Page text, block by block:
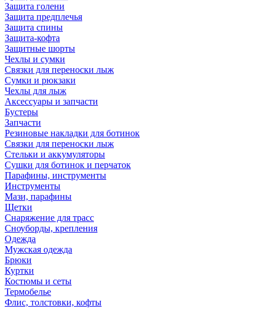
Защита голени
Защита предплечья
Защита спины
Защита-кофта
Защитные шорты
Чехлы и сумки
Связки для переноски лыж
Сумки и рюкзаки
Чехлы для лыж
Аксессуары и запчасти
Бустеры
Запчасти
Резиновые накладки для ботинок
Связки для переноски лыж
Стельки и аккумуляторы
Сушки для ботинок и перчаток
Парафины, инструменты
Инструменты
Мази, парафины
Щетки
Снаряжение для трасс
Сноуборды, крепления
Одежда
Мужская одежда
Брюки
Куртки
Костюмы и сеты
Термобелье
Флис, толстовки, кофты